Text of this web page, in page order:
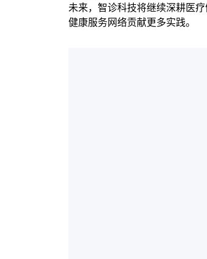
未来，智诊科技将继续深耕医
健康服务网络贡献更多实践。